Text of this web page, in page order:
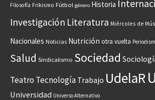
Filosofía Frikismo Fútbol género Historia
Investigación Literatura Miércoles de
Nacionales Noticias Nutrición otra vuelta
Salud Sindicalismo Sociedad
Teatro Tecnología Trabajo UdelaR
Universidad Universo Alternativo